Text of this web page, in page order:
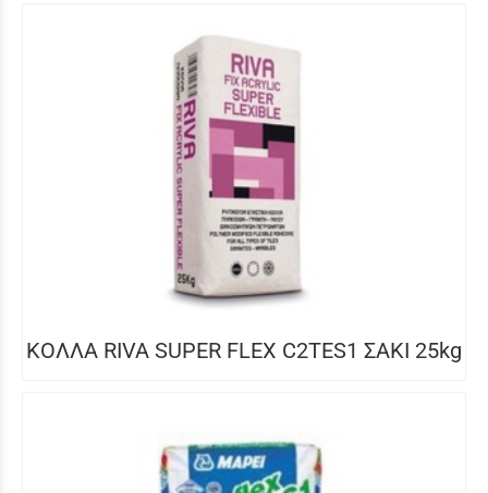
ΚΟΛΛΑ RIVA SUPER FLEX C2TES1 ΣΑΚΙ 25kg